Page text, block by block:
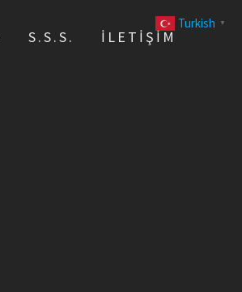
S.S.S. İLETIŞIM
Turkish ▼